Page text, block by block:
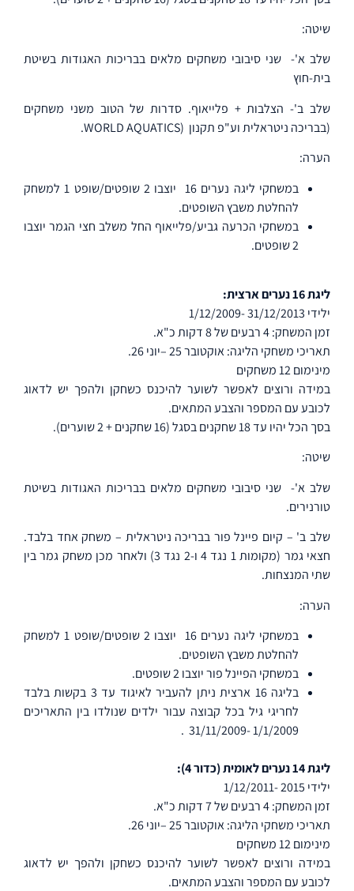
שיטה:
שלב א'- שני סיבובי משחקים מלאים בבריכות האגודות בשיטת
בית-חוץ
שלב ב'- הצלבות + פלייאוף. סדרות של הטוב משני משחקים
(בבריכה ניטראלית וע"פ תקנון (WORLD AQUATICS.
הערה:
במשחקי ליגה נערים 16
יוצבו 2 שופטים/שופט 1 למשחק
להחלטת משבץ השופטים.
במשחקי הכרעה גביע/פלייאוף החל משלב חצי הגמר יוצבו
2 שופטים.
ליגת 16 נערים ארצית:
ילידי 31/12/2013 -1/12/2009
זמן המשחק: 4 רבעים של 8 דקות כ"א.
תאריכי משחקי הליגה: אוקטובר 25 –יוני 26.
מינימום 12 משחקים
במידה ורוצים לאפשר לשוער להיכנס כשחקן ולהפך יש לדאוג
לכובע עם המספר והצבע המתאים.
בסך הכל יהיו עד 18 שחקנים בסגל (16 שחקנים + 2 שוערים).
שיטה:
שלב א'- שני סיבובי משחקים מלאים בבריכות האגודות בשיטת
טורנירים.
שלב ב' – קיום פיינל פור בבריכה ניטראלית – משחק אחד בלבד.
חצאי גמר (מקומות 1 נגד 4 ו-2 נגד 3) ולאחר מכן משחק גמר בין
שתי המנצחות.
הערה:
במשחקי ליגה נערים 16
יוצבו 2 שופטים/שופט 1 למשחק
להחלטת משבץ השופטים.
במשחקי הפיינל פור יוצבו 2 שופטים.
בליגה 16 ארצית ניתן להעביר לאיגוד עד 3 בקשות בלבד
לחריגי גיל בכל קבוצה עבור ילדים שנולדו בין התאריכים
1/1/2009 -31/11/2009
.
ליגת 14 נערים לאומית (כדור 4):
ילידי 2015 -1/12/2011
זמן המשחק: 4 רבעים של 7 דקות כ"א.
תאריכי משחקי הליגה: אוקטובר 25 –יוני 26.
מינימום 12 משחקים
במידה ורוצים לאפשר לשוער להיכנס כשחקן ולהפך יש לדאוג
לכובע עם המספר והצבע המתאים.